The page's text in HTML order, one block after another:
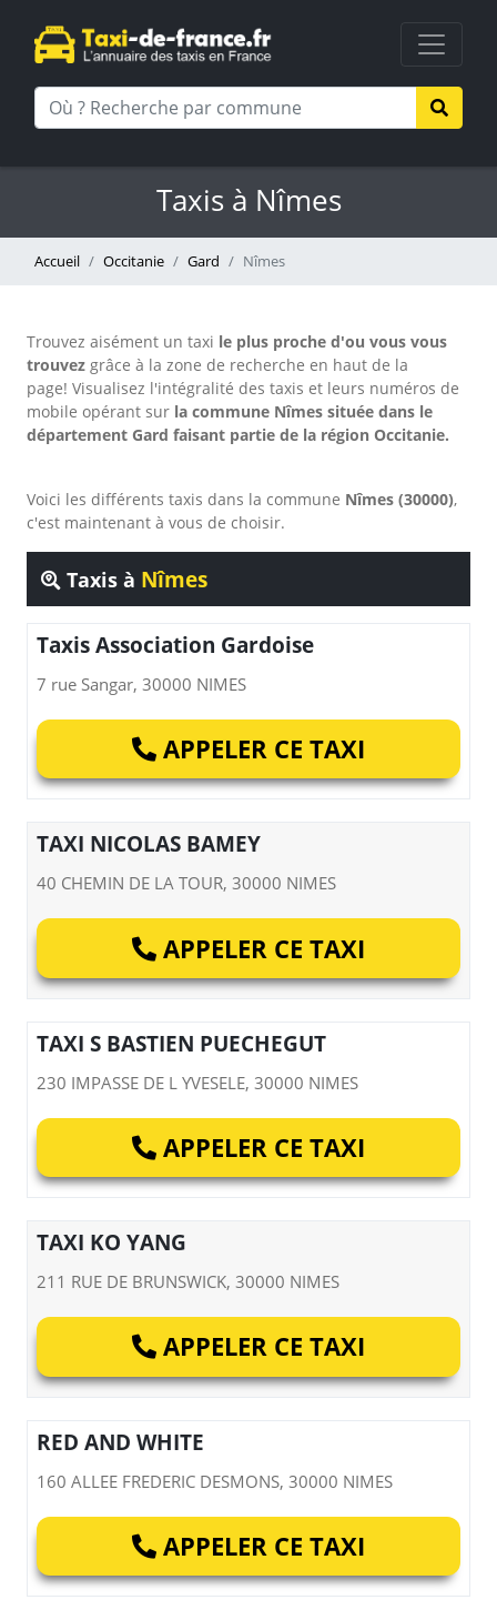
Taxis à Nîmes
Accueil Occitanie Gard Nîmes
Trouvez aisément un taxi le plus proche d'ou vous vous
trouvez grâce à la zone de recherche en haut de la
page! Visualisez l'intégralité des taxis et leurs numéros de
mobile opérant sur la commune Nîmes située dans le
département Gard faisant partie de la région Occitanie.
Voici les différents taxis dans la commune Nîmes (30000),
c'est maintenant à vous de choisir.
Taxis à Nîmes
Taxis Association Gardoise
7 rue Sangar, 30000 NIMES
APPELER CE TAXI
TAXI NICOLAS BAMEY
40 CHEMIN DE LA TOUR, 30000 NIMES
APPELER CE TAXI
TAXI S BASTIEN PUECHEGUT
230 IMPASSE DE L YVESELE, 30000 NIMES
APPELER CE TAXI
TAXI KO YANG
211 RUE DE BRUNSWICK, 30000 NIMES
APPELER CE TAXI
RED AND WHITE
160 ALLEE FREDERIC DESMONS, 30000 NIMES
APPELER CE TAXI